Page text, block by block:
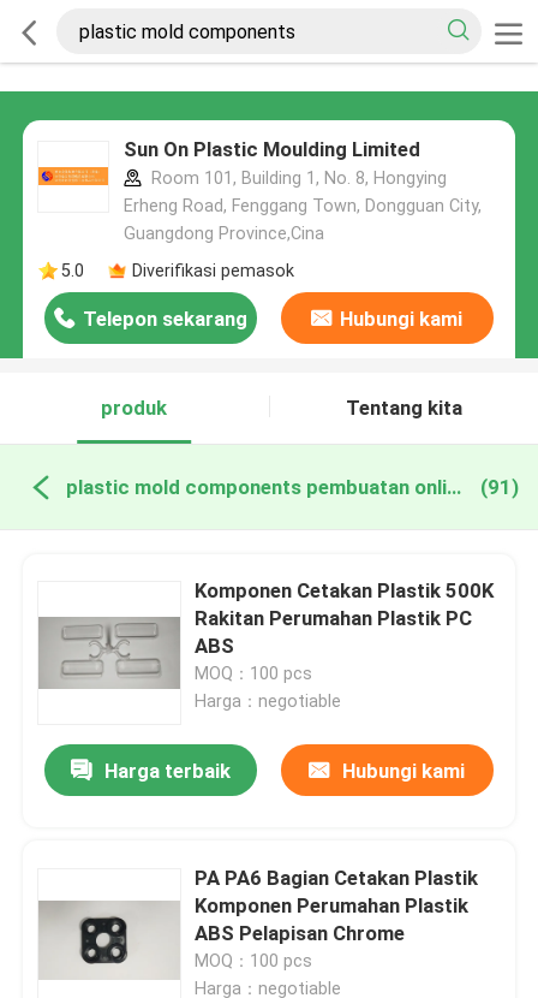
Sun On Plastic Moulding Limited
Room 101, Building 1, No. 8, Hongying
Erheng Road, Fenggang Town, Dongguan City,
Guangdong Province,Cina
5.0
Diverifikasi pemasok
Telepon sekarang Hubungi kami
produk Tentang kita
plastic mold components pembuatan online (91)
Komponen Cetakan Plastik 500K
Rakitan Perumahan Plastik PC
ABS
MOQ：100 pcs
Harga：negotiable
Harga terbaik Hubungi kami
PA PA6 Bagian Cetakan Plastik
Komponen Perumahan Plastik
ABS Pelapisan Chrome
MOQ：100 pcs
Harga：negotiable